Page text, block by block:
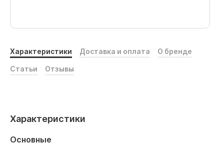
Характеристики Доставка и оплата О бренде
Статьи Отзывы
Характеристики
Основные